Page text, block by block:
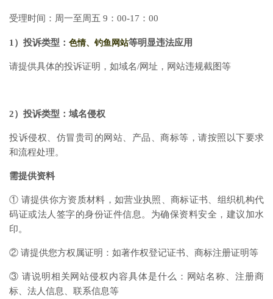
受理时间：周一至周五 9：00-17：00
1）投诉类型： 色情、钓鱼网站等明显违法应用
请提供具体的投诉证明，如域名/网址，网站违规截图等
2）投诉类型：域名侵权
投诉侵权、仿冒贵司的网站、产品、商标等，请按照以下要求
和流程处理。
需提供资料
① 请提供你方资质材料，如营业执照、商标证书、组织机构代
码证或法人签字的身份证件信息。为确保资料安全，建议加水
印。
② 请提供您方权属证明：如著作权登记证书、商标注册证明等
③ 请说明相关网站侵权内容具体是什么：网站名称、注册商
标、法人信息、联系信息等